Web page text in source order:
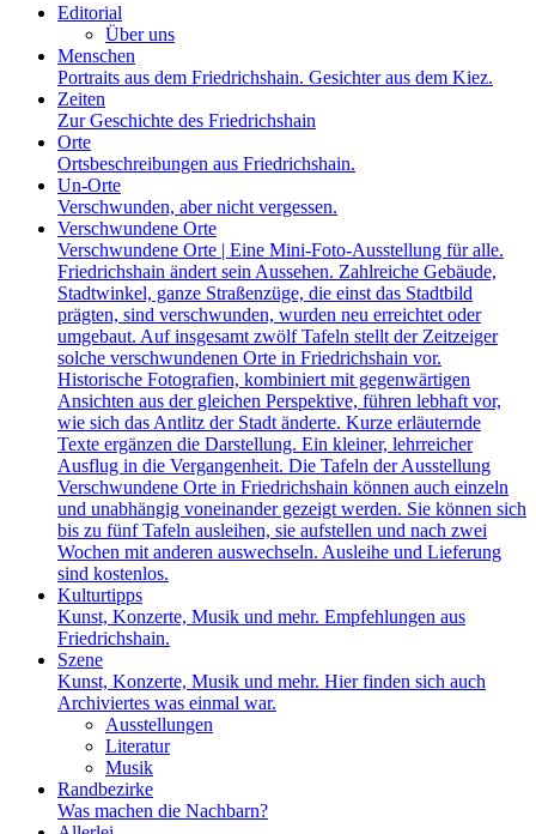
Editorial
Über uns
Menschen
Portraits aus dem Friedrichshain. Gesichter aus dem Kiez.
Zeiten
Zur Geschichte des Friedrichshain
Orte
Ortsbeschreibungen aus Friedrichshain.
Un-Orte
Verschwunden, aber nicht vergessen.
Verschwundene Orte
Verschwundene Orte | Eine Mini-Foto-Ausstellung für alle.
Friedrichshain ändert sein Aussehen. Zahlreiche Gebäude,
Stadtwinkel, ganze Straßenzüge, die einst das Stadtbild
prägten, sind verschwunden, wurden neu erreichtet oder
umgebaut. Auf insgesamt zwölf Tafeln stellt der Zeitzeiger
solche verschwundenen Orte in Friedrichshain vor.
Historische Fotografien, kombiniert mit gegenwärtigen
Ansichten aus der gleichen Perspektive, führen lebhaft vor,
wie sich das Antlitz der Stadt änderte. Kurze erläuternde
Texte ergänzen die Darstellung. Ein kleiner, lehrreicher
Ausflug in die Vergangenheit. Die Tafeln der Ausstellung
Verschwundene Orte in Friedrichshain können auch einzeln
und unabhängig voneinander gezeigt werden. Sie können sich
bis zu fünf Tafeln ausleihen, sie aufstellen und nach zwei
Wochen mit anderen auswechseln. Ausleihe und Lieferung
sind kostenlos.
Kulturtipps
Kunst, Konzerte, Musik und mehr. Empfehlungen aus
Friedrichshain.
Szene
Kunst, Konzerte, Musik und mehr. Hier finden sich auch
Archiviertes was einmal war.
Ausstellungen
Literatur
Musik
Randbezirke
Was machen die Nachbarn?